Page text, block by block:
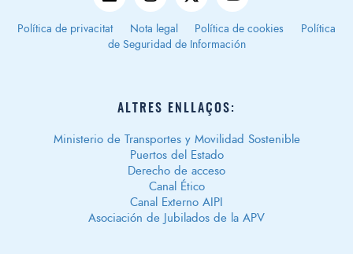
Política de privacitat Nota legal Política de cookies
Política
de Seguridad de Información
ALTRES ENLLAÇOS:
Ministerio de Transportes y Movilidad Sostenible
Puertos del Estado
Derecho de acceso
Canal Ético
Canal Externo AIPI
Asociación de Jubilados de la APV